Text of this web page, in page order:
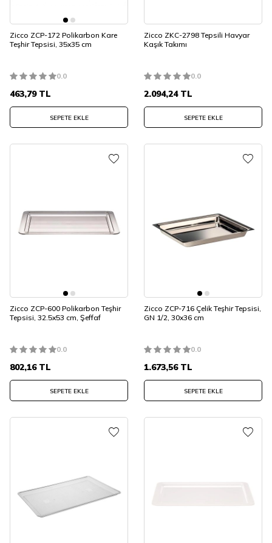
Zicco ZCP-172 Polikarbon Kare
Teşhir Tepsisi, 35x35 cm
0.0
463,79TL
SEPETE EKLE
Zicco ZKC-2798 Tepsili Havyar
Kaşık Takımı
0.0
2.094,24TL
SEPETE EKLE
Zicco ZCP-600 Polikarbon Teşhir
Tepsisi, 32.5x53 cm, Şeffaf
0.0
802,16TL
SEPETE EKLE
Zicco ZCP-716 Çelik Teşhir Tepsisi,
GN 1/2, 30x36 cm
0.0
1.673,56TL
SEPETE EKLE